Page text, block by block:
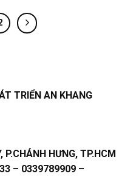
TRIỂN AN KHANG
P.CHÁNH HƯNG, TP.HCM
– 0339789909 –